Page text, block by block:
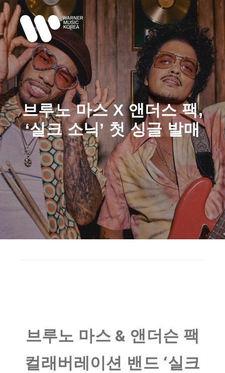
More
Main
브루노 마스 X 앤더스 팩,
‘실크 소닉’ 첫 싱글 발매
브루노 마스 & 앤더슨 팩
컬래버레이션 밴드 ‘실크